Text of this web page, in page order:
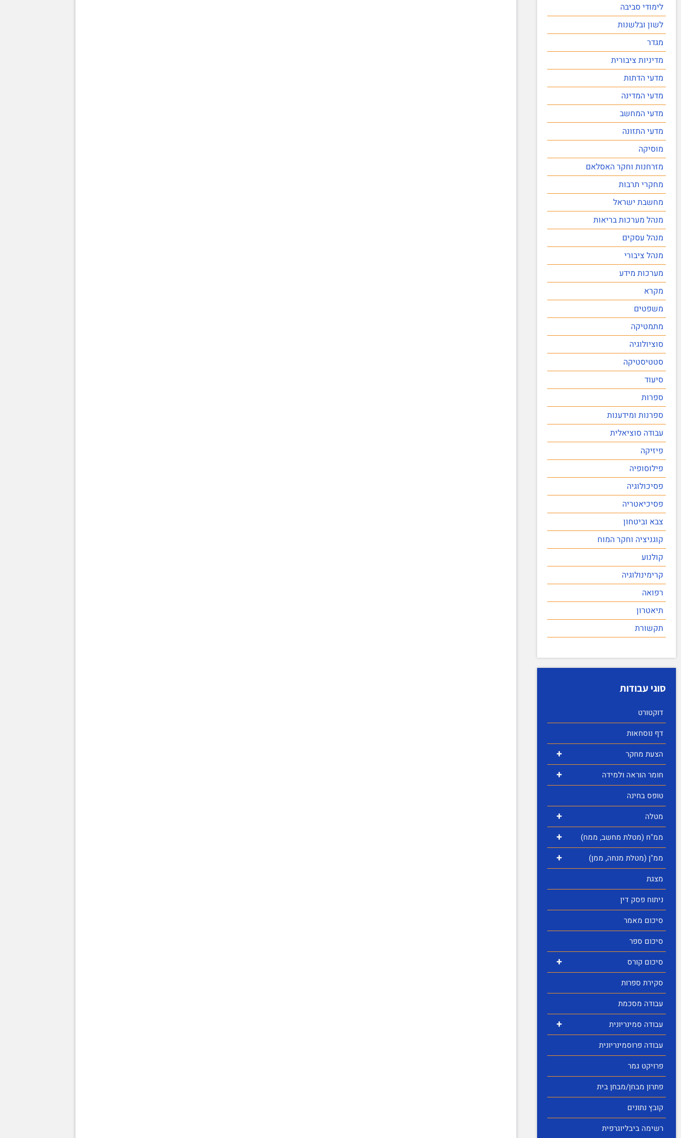
לימודי סביבה
לשון ובלשנות
מגדר
מדיניות ציבורית
מדעי הדתות
מדעי המדינה
מדעי המחשב
מדעי התזונה
מוסיקה
מזרחנות וחקר האסלאם
מחקרי תרבות
מחשבת ישראל
מנהל מערכות בריאות
מנהל עסקים
מנהל ציבורי
מערכות מידע
מקרא
משפטים
מתמטיקה
סוציולוגיה
סטטיסטיקה
סיעוד
ספרות
ספרנות ומידענות
עבודה סוציאלית
פיזיקה
פילוסופיה
פסיכולוגיה
פסיכיאטריה
צבא וביטחון
קוגניציה וחקר המוח
קולנוע
קרימינולוגיה
רפואה
תיאטרון
תקשורת
סוגי עבודות
דוקטורט
דף נוסחאות
+ הצעת מחקר
+
חומר הוראה ולמידה
טופס בחינה
+ מטלה
+ ממ"ח (מטלת מחשב, ממח)
+
ממ"ן (מטלת מנחה, ממן)
מצגת
ניתוח פסק דין
סיכום מאמר
סיכום ספר
+
סיכום קורס
סקירת ספרות
עבודה מסכמת
+
עבודה סמינריונית
עבודה פרוסמינריונית
פרויקט גמר
פתרון מבחן/מבחן בית
קובץ נתונים
רשימה ביבליוגרפית